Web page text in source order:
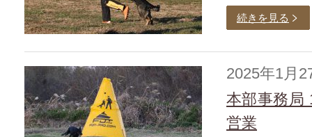
続きを見る
2025年1月
本部事務局
営業